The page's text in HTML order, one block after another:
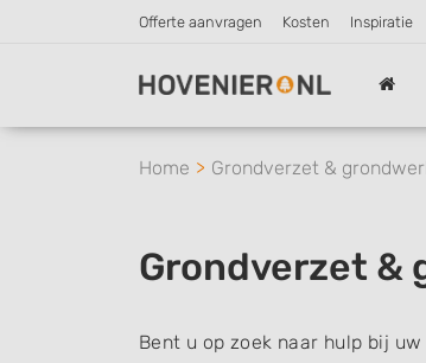
Offerte aanvragen Kosten Inspiratie
Home Grondverzet &
Grondverzet &
Bent u op zoek naar hulp bij